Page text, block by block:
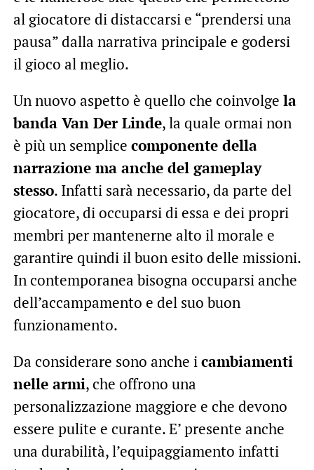
al giocatore di distaccarsi e “prendersi una
pausa” dalla narrativa principale e godersi
il gioco al meglio.
Un nuovo aspetto è quello che coinvolge la
banda Van Der Linde, la quale ormai non
è più un semplice componente della
narrazione ma anche del gameplay
stesso. Infatti sarà necessario, da parte del
giocatore, di occuparsi di essa e dei propri
membri per mantenerne alto il morale e
garantire quindi il buon esito delle missioni.
In contemporanea bisogna occuparsi anche
dell’accampamento e del suo buon
funzionamento.
Da considerare sono anche icambiamenti
nelle armi, che offrono una
personalizzazione maggiore e che devono
essere pulite e curante. E’ presente anche
una durabilità, l’equipaggiamento infatti